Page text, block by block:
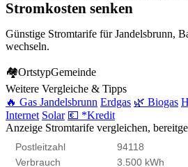
Stromkosten senken
Günstige Stromtarife für Jandelsbrunn,
wechseln.
🏘OrtstypGemeinde
Weitere Vergleiche & Tipps
🔥 Gas Jandelsbrunn Erdgas 🌿 Biogas
Internet Solar 💶 *Kredit
Anzeige Stromtarife vergleichen,